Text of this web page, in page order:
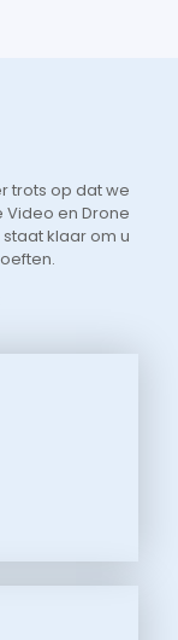
trots op dat we
en Drone
klaar om u